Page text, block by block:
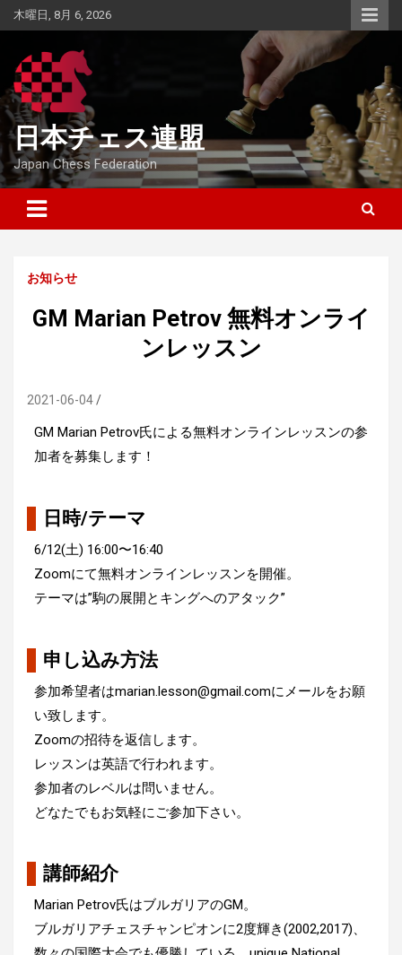
Skip
to
木曜日, 8月 6, 2026
日本チェス連盟
Japan Chess Federation
お知らせ
GM Marian Petrov 無料オンライ
ンレッスン
2021-06-04
GM Marian Petrov氏による無料オンラインレッスンの参
加者を募集します！
日時/テーマ
6/12(土) 16:00〜16:40
Zoomにて無料オンラインレッスンを開催。
テーマは”駒の展開とキングへのアタック”
申し込み方法
参加希望者はmarian.lesson@gmail.comにメールをお願
い致します。
Zoomの招待を返信します。
レッスンは英語で行われます。
参加者のレベルは問いません。
どなたでもお気軽にご参加下さい。
講師紹介
Marian Petrov氏はブルガリアのGM。
ブルガリアチェスチャンピオンに2度輝き(2002,2017)、